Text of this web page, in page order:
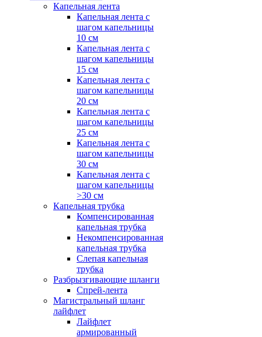
Капельная лента
Капельная лента с
шагом капельницы
10 см
Капельная лента с
шагом капельницы
15 см
Капельная лента с
шагом капельницы
20 см
Капельная лента с
шагом капельницы
25 см
Капельная лента с
шагом капельницы
30 см
Капельная лента с
шагом капельницы
>30 см
Капельная трубка
Компенсированная
капельная трубка
Некомпенсированная
капельная трубка
Слепая капельная
трубка
Разбрызгивающие шланги
Спрей-лента
Магистральный шланг
лайфлет
Лайфлет
армированный